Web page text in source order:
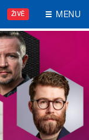
ŽIVĚ MENU